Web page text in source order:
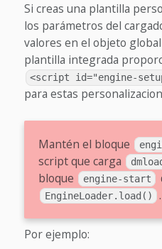
Si creas una plantilla
los parámetros del
valores en el objeto global
plantilla integrada
<script id="engine-
para estas
Mantén el bloque
script que carga
bloque
engine-start
EngineLoader.load() .
Por ejemplo: